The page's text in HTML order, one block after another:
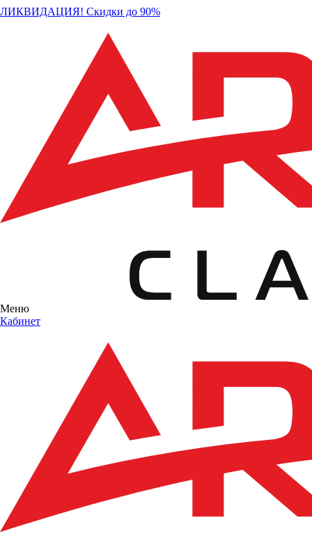
ЛИКВИДАЦИЯ! Скидки до 90%
Меню
Кабинет